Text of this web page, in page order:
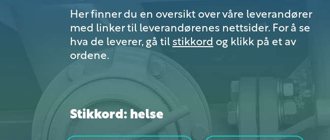
Her finner du en oversikt over våre leverandører
med linker til leverandørenes nettsider. For å se
hva de leverer, gå til stikkord og klikk på et av
ordene.
Stikkord: helse